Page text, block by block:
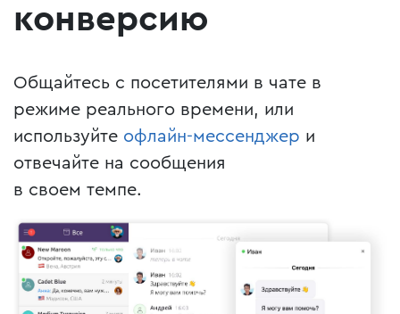
конверсию
Общайтесь с посетителями в чате в
режиме реального времени, или
используйте офлайн-мессенджер и
отвечайте на сообщения
в своем темпе.